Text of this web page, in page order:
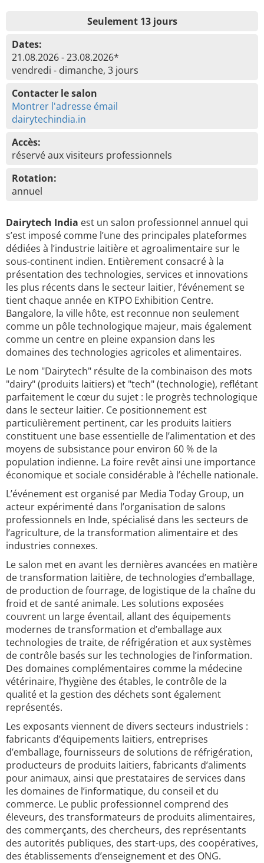
Seulement 13 jours
Dates:
21.08.2026 - 23.08.2026*
vendredi - dimanche, 3 jours
Contacter le salon
Montrer l'adresse émail
dairytechindia.in
Accès:
réservé aux visiteurs professionnels
Rotation:
annuel
Dairytech India est un salon professionnel annuel qui
s’est imposé comme l’une des principales plateformes
dédiées à l’industrie laitière et agroalimentaire sur le
sous-continent indien. Entièrement consacré à la
présentation des technologies, services et innovations
les plus récents dans le secteur laitier, l’événement se
tient chaque année en KTPO Exhibition Centre.
Bangalore, la ville hôte, est reconnue non seulement
comme un pôle technologique majeur, mais également
comme un centre en pleine expansion dans les
domaines des technologies agricoles et alimentaires.
Le nom "Dairytech" résulte de la combinaison des mots
"dairy" (produits laitiers) et "tech" (technologie), reflétant
parfaitement le cœur du sujet : le progrès technologique
dans le secteur laitier. Ce positionnement est
particulièrement pertinent, car les produits laitiers
constituent une base essentielle de l’alimentation et des
moyens de subsistance pour environ 60 % de la
population indienne. La foire revêt ainsi une importance
économique et sociale considérable à l’échelle nationale.
L’événement est organisé par Media Today Group, un
acteur expérimenté dans l’organisation de salons
professionnels en Inde, spécialisé dans les secteurs de
l’agriculture, de la transformation alimentaire et des
industries connexes.
Le salon met en avant les dernières avancées en matière
de transformation laitière, de technologies d’emballage,
de production de fourrage, de logistique de la chaîne du
froid et de santé animale. Les solutions exposées
couvrent un large éventail, allant des équipements
modernes de transformation et d’emballage aux
technologies de traite, de réfrigération et aux systèmes
de contrôle basés sur les technologies de l’information.
Des domaines complémentaires comme la médecine
vétérinaire, l’hygiène des étables, le contrôle de la
qualité et la gestion des déchets sont également
représentés.
Les exposants viennent de divers secteurs industriels :
fabricants d’équipements laitiers, entreprises
d’emballage, fournisseurs de solutions de réfrigération,
producteurs de produits laitiers, fabricants d’aliments
pour animaux, ainsi que prestataires de services dans
les domaines de l’informatique, du conseil et du
commerce. Le public professionnel comprend des
éleveurs, des transformateurs de produits alimentaires,
des commerçants, des chercheurs, des représentants
des autorités publiques, des start-ups, des coopératives,
des établissements d’enseignement et des ONG.